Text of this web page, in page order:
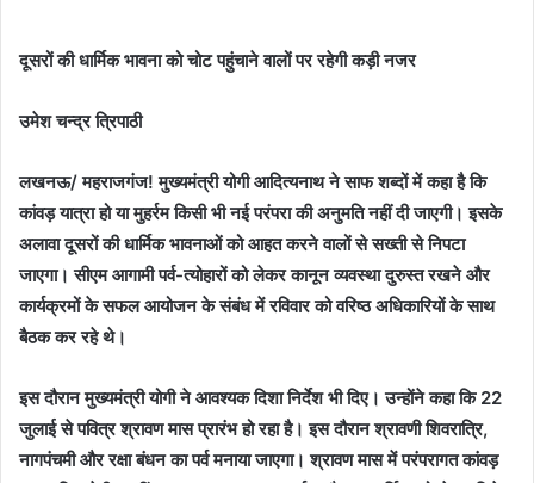
दूसरों की धार्मिक भावना को चोट पहुंचाने वालों पर रहेगी कड़ी नजर
उमेश चन्द्र त्रिपाठी
लखनऊ/ महराजगंज! मुख्यमंत्री योगी आदित्यनाथ ने साफ शब्‍दों में कहा है कि
कांवड़ यात्रा हो या मुहर्रम किसी भी नई परंपरा की अनुमति नहीं दी जाएगी। इसके
अलावा दूसरों की धार्मिक भावनाओं को आहत करने वालों से सख्‍ती से निपटा
जाएगा। सीएम आगामी पर्व-त्योहारों को लेकर कानून व्यवस्था दुरुस्त रखने और
कार्यक्रमों के सफल आयोजन के संबंध में रविवार को वरिष्ठ अधिकारियों के साथ
बैठक कर रहे थे।
इस दौरान मुख्यमंत्री योगी ने आवश्यक दिशा निर्देश भी दिए। उन्होंने कहा कि 22
जुलाई से पवित्र श्रावण मास प्रारंभ हो रहा है। इस दौरान श्रावणी शिवरात्रि,
नागपंचमी और रक्षा बंधन का पर्व मनाया जाएगा। श्रावण मास में परंपरागत कांवड़